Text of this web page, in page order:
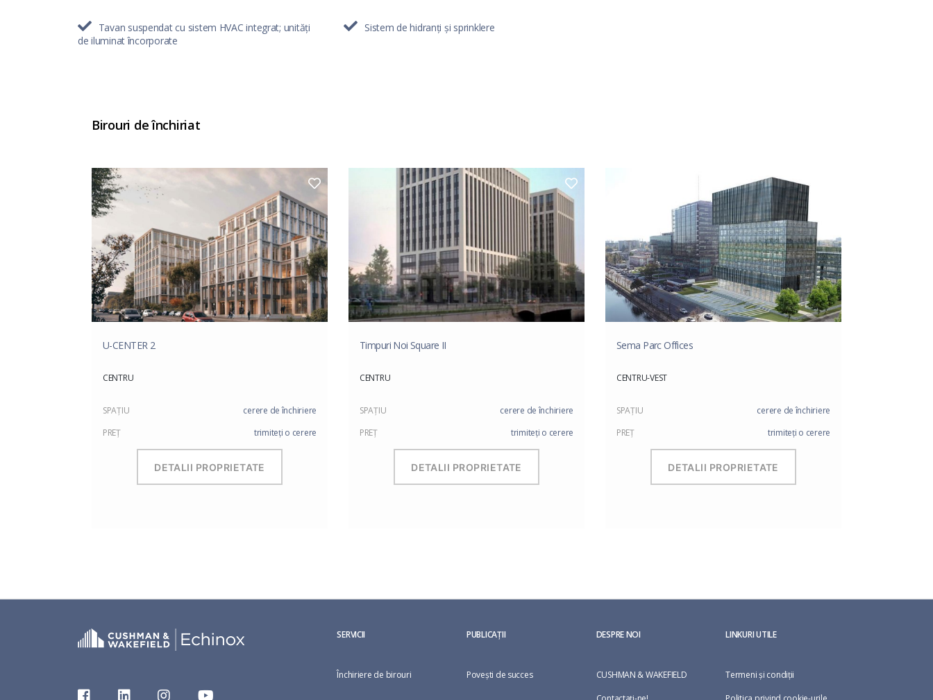
Tavan suspendat cu sistem HVAC integrat; unități
de iluminat încorporate
Sistem de hidranți și sprinklere
Birouri de închiriat
U-CENTER 2
CENTRU
SPAŢIU
cerere de închiriere
PREŢ
trimiteți o cerere
DETALII PROPRIETATE
Timpuri Noi Square II
CENTRU
SPAŢIU
cerere de închiriere
PREŢ
trimiteți o cerere
DETALII PROPRIETATE
Sema Parc Offices
CENTRU-VEST
SPAŢIU
cerere de închiriere
PREŢ
trimiteți o cerere
DETALII PROPRIETATE
SERVICII
Închiriere de birouri
PUBLICAȚII
Povești de succes
DESPRE NOI
CUSHMAN & WAKEFIELD
LINKURI UTILE
Termeni și condiții